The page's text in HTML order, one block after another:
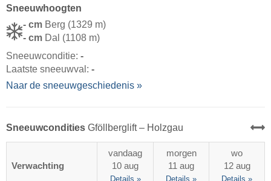
Sneeuwhoogten
- cm Berg (1329 m)
- cm Dal (1108 m)
Sneeuwconditie: -
Laatste sneeuwval: -
Naar de sneeuwgeschiedenis »
Sneeuwcondities Gföllberglift – Holzgau
Verwachting
vandaag
10 aug
morgen
11 aug
wo
12 aug